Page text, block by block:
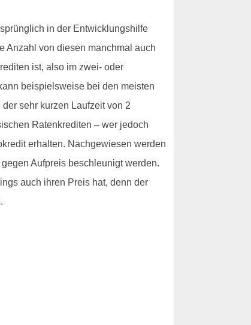
in der Entwicklungshilfe
Anzahl von diesen manchmal auch
ist, also im zwei- oder
beispielsweise bei den meisten
sehr kurzen Laufzeit von 2
Ratenkrediten – wer jedoch
erhalten. Nachgewiesen werden
Aufpreis beschleunigt werden.
auch ihren Preis hat, denn der